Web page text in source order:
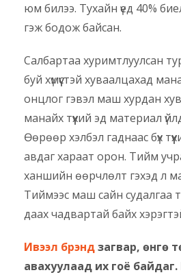
юм билээ. Тухайн үед 40%
гэж бодож байсан.
Салбартаа хуримтлуулсан
буй хүмүүстэй хуваалцахад
онцлог гэвэл маш хурдан
манайх түүхий эд материал
Өөрөөр хэлбэл гаднаас бүх
авдаг хараат орон. Тийм
ханшийн өөрчлөлт гэхэд л
Тиймээс маш сайн судалгаа
даах чадвартай байх
Ивээл брэндзагвар, өнгө
авахуулаад их гоё байдаг.